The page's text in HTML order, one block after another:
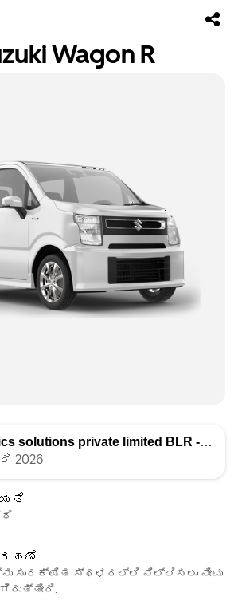
Wagon R
Camions logistics solutions private limited BLR - One
2026
ಸುರಕ್ಷಿತ ಸ್ಥಳದಲ್ಲಿ ನಿಲ್ಲಿಸಲು ನೀವು